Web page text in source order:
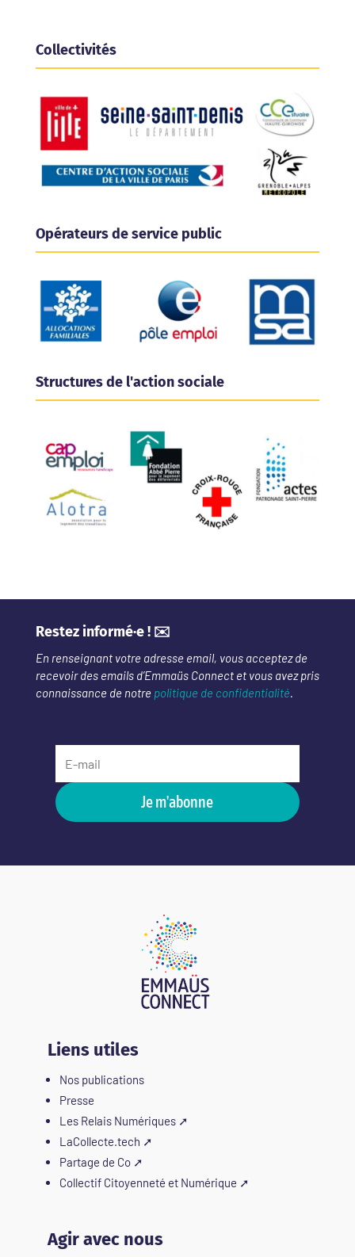
Collectivités
Opérateurs de service public
Structures de l'action sociale
Restez informé·e ! ✉️
En renseignant votre adresse email, vous acceptez de
recevoir des emails d’Emmaüs Connect et vous avez pris
connaissance de notre politique de confidentialité.
Je m'abonne
Liens utiles
Nos publications
Presse
Les Relais Numériques➚
LaCollecte.tech ➚
Partage de Co➚
Collectif Citoyenneté et Numérique ➚
Agir avec nous